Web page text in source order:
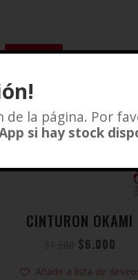
SALE!
CINTURON OKAMI
$6.000
Añadir a lista de
de la página. Por
si hay stock